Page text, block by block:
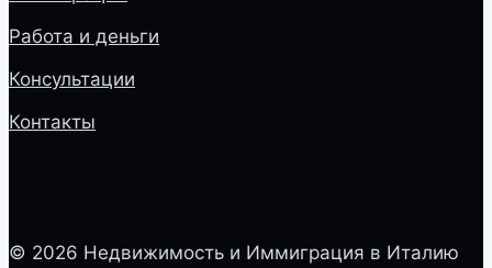
Работа и деньги
Консультации
Контакты
© 2026 Недвижимость и Иммиграция в Италию